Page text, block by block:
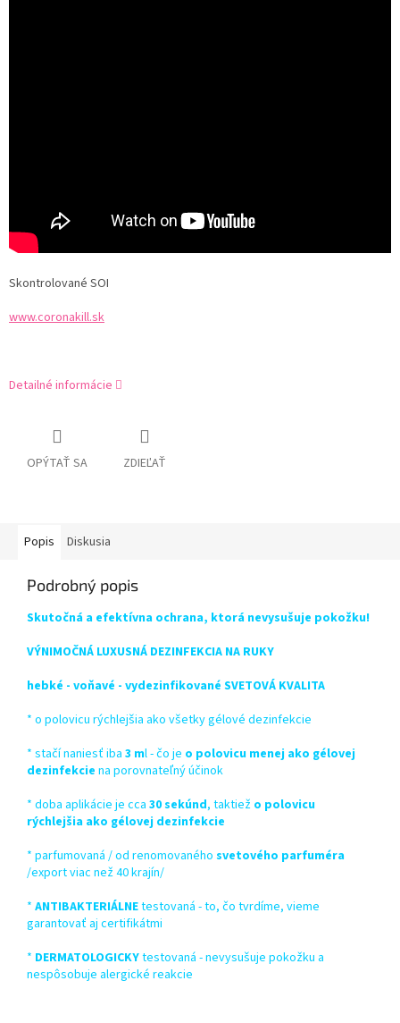
Skontrolované SOI
www.coronakill.sk
Detailné informácie
OPÝTAŤ SA ZDIEĽAŤ
Popis Diskusia
Podrobný popis
Skutočná a efektívna ochrana, ktorá nevysušuje pokožku!
VÝNIMOČNÁ LUXUSNÁ DEZINFEKCIA NA RUKY
hebké - voňavé - vydezinfikované SVETOVÁ KVALITA
* o polovicu rýchlejšia ako všetky gélové dezinfekcie
* stačí naniesť iba 3 ml - čo je o polovicu menej ako gélovej
dezinfekcie na porovnateľný účinok
* doba aplikácie je cca 30 sekúnd, taktiež o polovicu
rýchlejšia ako gélovej dezinfekcie
* parfumovaná / od renomovaného svetového parfuméra
/export viac než 40 krajín/
* ANTIBAKTERIÁLNEtestovaná - to, čo tvrdíme, vieme
garantovať aj certifikátmi
* DERMATOLOGICKYtestovaná - nevysušuje pokožku a
nespôsobuje alergické reakcie